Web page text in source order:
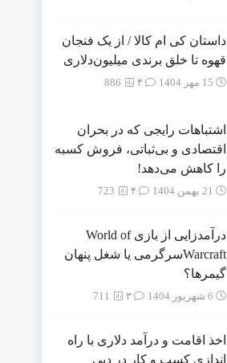
داستان کی ام کالا / از یک فنجان
قهوه تا خلق برندی میلیون‌دلاری
15 مهر 1404 886
اشتباهات رایجی که در بحران
اقتصادی و بی‌ثباتی، فروش کسبه
را کاهش می‌دهد!
21 بهمن 1404 723
درآمدزایی از بازی World of
Warcraftسرگرمی یا شغل پنهان
گیمرها؟
6 شهریور 1404 711
اخذ اقامت و درآمد دلاری با راه
اندازی کسب و کار در دبی